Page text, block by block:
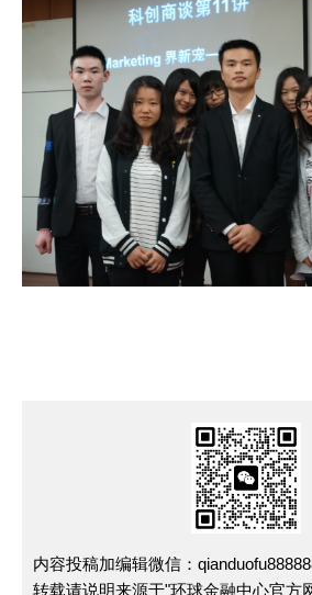
内容投稿加编辑微信：
转载请说明来源于"环球金融中心官方